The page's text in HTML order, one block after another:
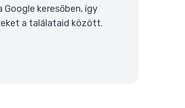
keresőben, így
a találataid között.